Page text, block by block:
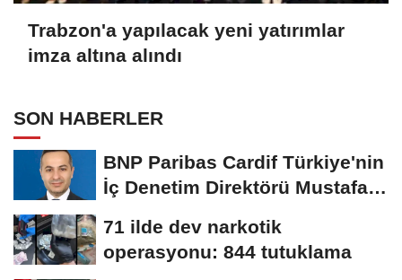
Trabzon'a yapılacak yeni yatırımlar
imza altına alındı
SON HABERLER
BNP Paribas Cardif Türkiye'nin
İç Denetim Direktörü Mustafa
71 ilde dev narkotik
operasyonu: 844 tutuklama